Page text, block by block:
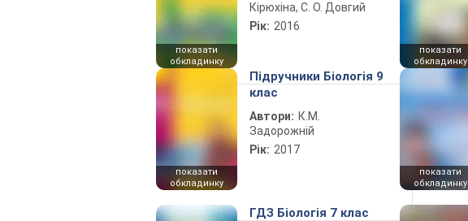
показати
обкладинку
Кірюхіна, С. О. Довгий
Рік: 2016
показати
обкладинку
показати
обкладинку
Підручники Біологія 9
клас
Автори: К.М.
Задорожній
Рік: 2017
показати
обкладинку
ГДЗ Біологія 7 клас